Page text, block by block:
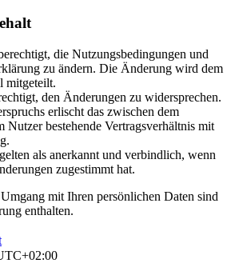
die Nutzungsbedingungen und
zu ändern. Die Änderung wird dem
mitgeteilt.
den Änderungen zu widersprechen.
erlischt das zwischen dem
Nutzer bestehende Vertragsverhältnis mit
als anerkannt und verbindlich, wenn
zugestimmt hat.
mit Ihren persönlichen Daten sind
enthalten.